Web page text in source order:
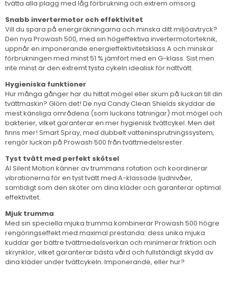
tvätta alla plagg med låg förbrukning och extrem omsorg.
Snabb invertermotor och effektivitet
Vill du spara på energiräkningarna och minska ditt miljöavtryck?
Den nya Prowash 500, med sin högeffektiva invertermotorteknik,
uppnår en imponerande energieffektivitetsklass A och minskar
förbrukningen med minst 51 % jämfört med en G-klass. Sist men
inte minst är den extremt tysta cykeln idealisk för nattvätt.
Hygieniska funktioner
Hur många gånger har du hittat mögel eller skum på luckan till din
tvättmaskin? Glöm det! De nya Candy Clean Shields skyddar de
mest känsliga områdena (som luckans tätningar) mot mögel och
bakterier, vilket garanterar en mer hygienisk tvättcykel. Men det
finns mer! Smart Spray, med dubbelt vatteninsprutningssystem,
rengör luckan på Prowash 500 från tvättmedelsrester.
Tyst tvätt med perfekt skötsel
AI Silent Motion känner av trummans rotation och koordinerar
vibrationerna för en tyst tvätt med A-klassade ljudnivåer,
samtidigt som den sköter om dina kläder och garanterar optimal
effektivitet.
Mjuk trumma
Med sin speciella mjuka trumma kombinerar Prowash 500 högre
rengöringseffekt med maximal prestanda: dess unika mjuka
kuddar ger bättre tvättmedelsverkan och minimerar friktion och
skrynklor, vilket garanterar bästa vård och fullständigt skydd av
dina kläder under tvättcykeln. Imponerande, eller hur?